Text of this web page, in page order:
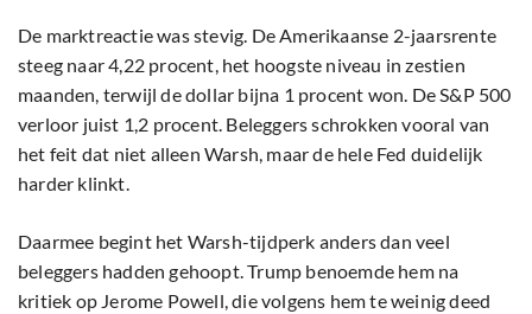
De marktreactie was stevig. De Amerikaanse 2-jaarsrente
steeg naar 4,22 procent, het hoogste niveau in zestien
maanden, terwijl de dollar bijna 1 procent won. De S&P 500
verloor juist 1,2 procent. Beleggers schrokken vooral van
het feit dat niet alleen Warsh, maar de hele Fed duidelijk
harder klinkt.
Daarmee begint het Warsh-tijdperk anders dan veel
beleggers hadden gehoopt. Trump benoemde hem na
kritiek op Jerome Powell, die volgens hem te weinig deed